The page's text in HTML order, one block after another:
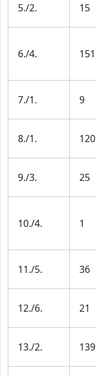
5./2. 15
6./4. 151
7./1. 9
8./1. 120
9./3. 25
10./4. 1
11./5. 36
12./6. 21
13./2. 139